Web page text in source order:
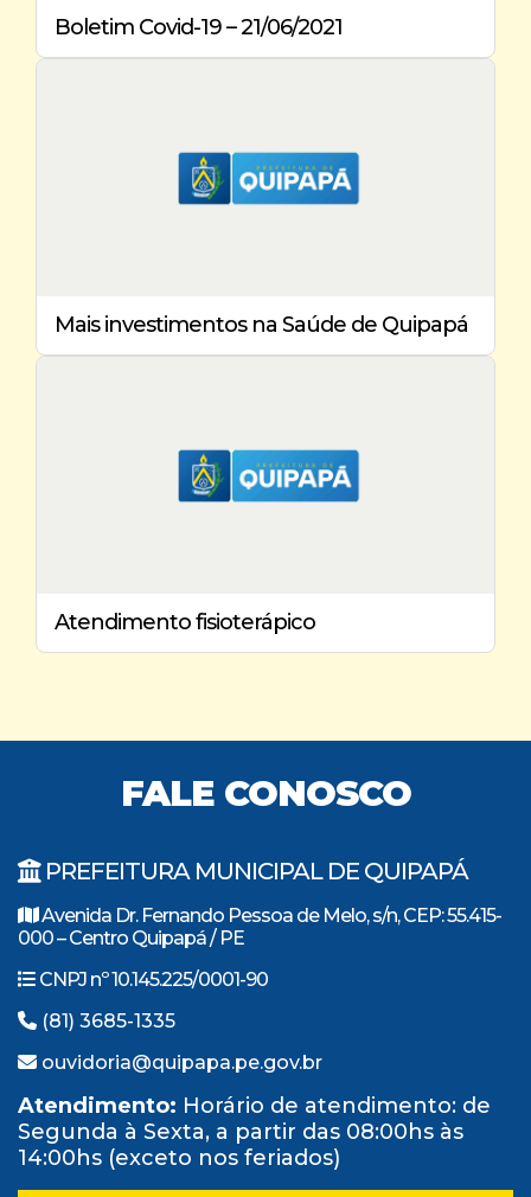
Boletim Covid-19 – 21/06/2021
Mais investimentos na Saúde de Quipapá
Atendimento fisioterápico
FALE CONOSCO
PREFEITURA MUNICIPAL DE QUIPAPÁ
Avenida Dr. Fernando Pessoa de Melo, s/n, CEP: 55.415-
000 – Centro Quipapá / PE
CNPJ nº 10.145.225/0001-90
(81) 3685-1335
ouvidoria@quipapa.pe.gov.br
Atendimento: Horário de atendimento: de
Segunda à Sexta, a partir das 08:00hs às
14:00hs (exceto nos feriados)